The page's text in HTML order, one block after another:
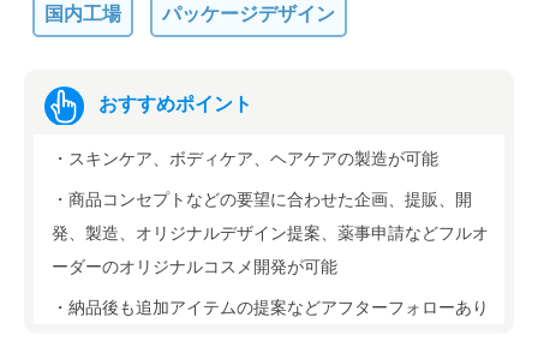
国内工場 パッケージデザイン
おすすめポイント
・スキンケア、ボディケア、ヘアケアの製造が可能
・商品コンセプトなどの要望に合わせた企画、提販、開
発、製造、オリジナルデザイン提案、薬事申請などフルオ
ーダーのオリジナルコスメ開発が可能
・納品後も追加アイテムの提案などアフターフォローあり